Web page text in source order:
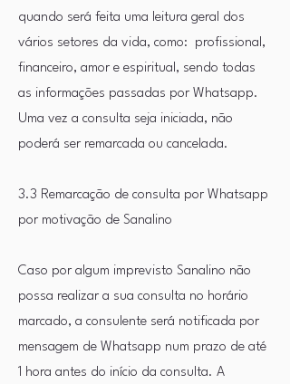
quando será feita uma leitura geral dos
vários setores da vida, como: profissional,
financeiro, amor e espiritual, sendo todas
as informações passadas por Whatsapp.
Uma vez a consulta seja iniciada, não
poderá ser remarcada ou cancelada.
3.3 Remarcação de consulta por Whatsapp
por motivação de Sanalino
Caso por algum imprevisto Sanalino não
possa realizar a sua consulta no horário
marcado, a consulente será notificada por
mensagem de Whatsapp num prazo de até
1 hora antes do início da consulta. A